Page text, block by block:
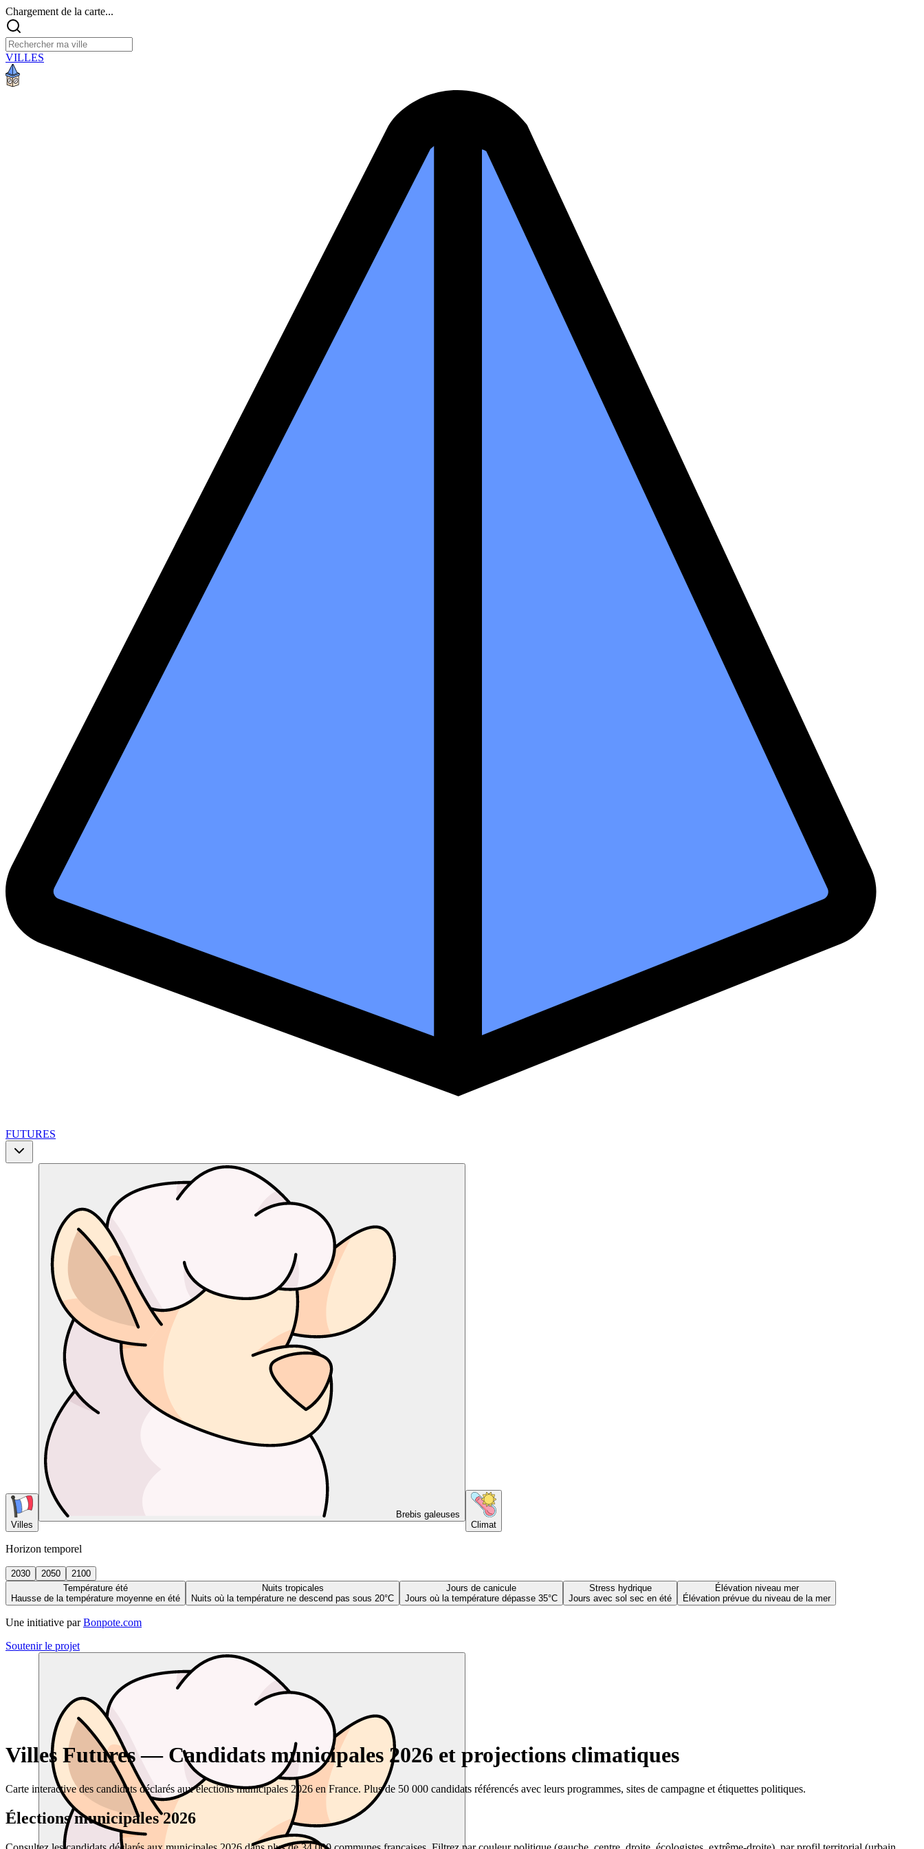
Chargement de la carte...
VILLES
FUTURES
Villes
Brebis galeuses
Climat
Horizon temporel
2030 2050
2100
Température été
Hausse de la température moyenne en été
Nuits tropicales
Nuits où la température ne descend pas sous 20°C
Jours de canicule
Jours où la température dépasse 35°C
Stress hydrique
Jours avec sol sec en été
Élévation niveau mer
Élévation prévue du niveau de la mer
Une initiative par Bonpote.com
Soutenir le projet
Villes Futures — Candidats municipales 2026 et projections climatiques
Carte interactive des candidats déclarés aux élections municipales 2026 en France. Plus de 50 000 candidats référencés avec leurs programmes, sites de campagne et étiquettes politiques.
Élections municipales 2026